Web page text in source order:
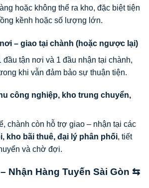
hoặc không thể ra kho, đặc biệt tiện
kềnh hoặc số lượng lớn.
– giao tại chành (hoặc ngược lại)
đầu tận nơi và 1 đầu nhận tại chành,
khi vẫn đảm bảo sự thuận tiện.
công nghiệp, kho trung chuyển,
chành còn hỗ trợ giao – nhận tại các
kho bãi thuê, đại lý phân phối, tiết
và chờ đợi.
Nhận Hàng Tuyến Sài Gòn ⇆